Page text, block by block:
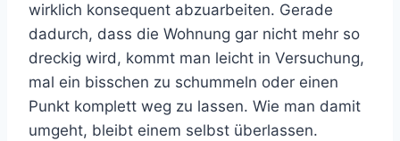
wirklich konsequent abzuarbeiten. Gerade
dadurch, dass die Wohnung gar nicht mehr so
dreckig wird, kommt man leicht in Versuchung,
mal ein bisschen zu schummeln oder einen
Punkt komplett weg zu lassen. Wie man damit
umgeht, bleibt einem selbst überlassen.